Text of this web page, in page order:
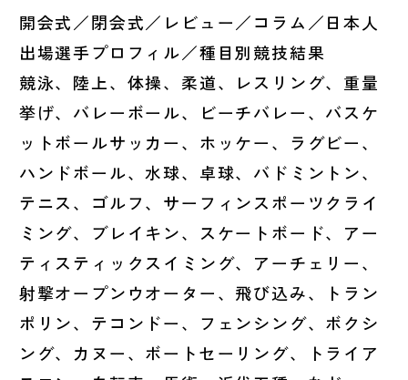
開会式／閉会式／レビュー／コラム／日本人
出場選手プロフィル／種目別競技結果
競泳、陸上、体操、柔道、レスリング、重量
挙げ、バレーボール、ビーチバレー、バスケ
ットボールサッカー、ホッケー、ラグビー、
ハンドボール、水球、卓球、バドミントン、
テニス、ゴルフ、サーフィンスポーツクライ
ミング、ブレイキン、スケートボード、アー
ティスティックスイミング、アーチェリー、
射撃オープンウオーター、飛び込み、トラン
ポリン、テコンドー、フェンシング、ボクシ
ング、カヌー、ボートセーリング、トライア